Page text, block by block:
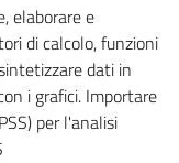
elaborare e
di calcolo, funzioni
dati in
i grafici. Importare
per l'analisi